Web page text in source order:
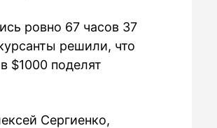
ровно 67 часов 37
решили, что
$1000 поделят
Сергиенко,